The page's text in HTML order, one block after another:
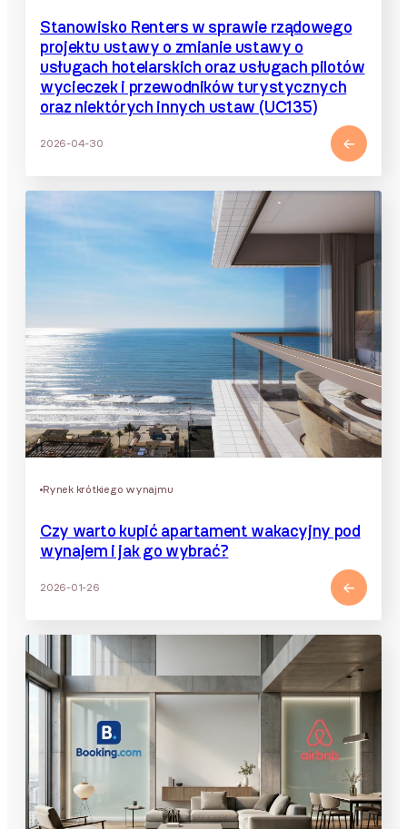
Stanowisko Renters w sprawie rządowego
projektu ustawy o zmianie ustawy o
usługach hotelarskich oraz usługach pilotów
wycieczek i przewodników turystycznych
oraz niektórych innych ustaw (UC135)
2026-04-30
Rynek krótkiego wynajmu
Czy warto kupić apartament wakacyjny pod
wynajem i jak go wybrać?
2026-01-26